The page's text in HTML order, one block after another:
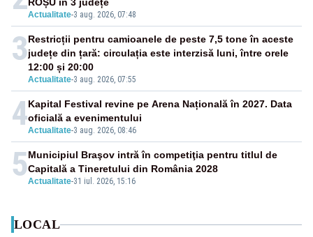
Actualitate-3 aug. 2026, 07:48
3
Actualitate-3 aug. 2026, 07:55
Restricții pentru camioanele de peste 7,5 tone în aceste
județe din țară: circulația este interzisă luni, între orele
12:00 și 20:00
4Actualitate-3 aug. 2026, 08:46
Kapital Festival revine pe Arena Națională în 2027. Data
oficială a evenimentului
5Actualitate-31 iul. 2026, 15:16
Municipiul Braşov intră în competiţia pentru titlul de
Capitală a Tineretului din România 2028
LOCAL